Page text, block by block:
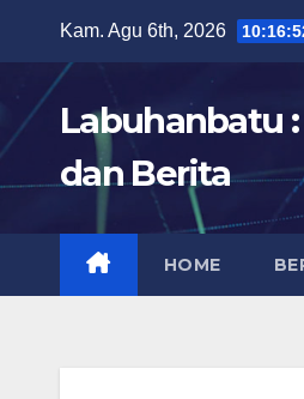
content
Kam. Agu 6th, 2026
Labuhanbatu
dan Berita
HOME